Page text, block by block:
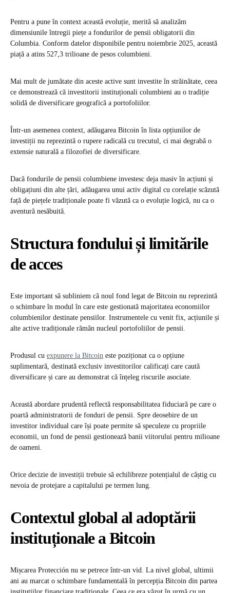
Pentru a pune în context această evoluție, merită să analizăm
dimensiunile întregii piețe a fondurilor de pensii obligatorii din
Columbia. Conform datelor disponibile pentru noiembrie 2025, această
piață a atins 527,3 trilioane de pesos columbieni.
Mai mult de jumătate din aceste active sunt investite în străinătate, ceea
ce demonstrează că investitorii instituționali columbieni au o tradiție
solidă de diversificare geografică a portofoliilor.
Într-un asemenea context, adăugarea Bitcoin în lista opțiunilor de
investiții nu reprezintă o rupere radicală cu trecutul, ci mai degrabă o
extensie naturală a filozofiei de diversificare.
Dacă fondurile de pensii columbiene investesc deja masiv în acțiuni și
obligațiuni din alte țări, adăugarea unui activ digital cu corelație scăzută
față de piețele tradiționale poate fi văzută ca o evoluție logică, nu ca o
aventură nesăbuită.
Structura fondului și limitările
de acces
Este important să subliniem că noul fond legat de Bitcoin nu reprezintă
o schimbare în modul în care este gestionată majoritatea economiilor
columbienilor destinate pensiilor. Instrumentele cu venit fix, acțiunile și
alte active tradiționale rămân nucleul portofoliilor de pensii.
Produsul cu expunere la Bitcoin este poziționat ca o opțiune
suplimentară, destinată exclusiv investitorilor calificați care caută
diversificare și care au demonstrat că înțeleg riscurile asociate.
Această abordare prudentă reflectă responsabilitatea fiduciară pe care o
poartă administratorii de fonduri de pensii. Spre deosebire de un
investitor individual care își poate permite să speculeze cu propriile
economii, un fond de pensii gestionează banii viitorului pentru milioane
de oameni.
Orice decizie de investiții trebuie să echilibreze potențialul de câștig cu
nevoia de protejare a capitalului pe termen lung.
Contextul global al adoptării
instituționale a Bitcoin
Mișcarea Protección nu se petrece într-un vid. La nivel global, ultimii
ani au marcat o schimbare fundamentală în percepția Bitcoin din partea